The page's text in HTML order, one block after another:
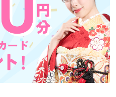
催中！
く美しく着られるようケアサー